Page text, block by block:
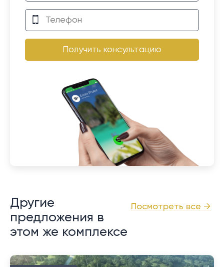
Получить консультацию
Посмотреть все →
Другие
предложения в
этом же комплексе